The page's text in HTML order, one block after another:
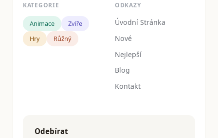
KATEGORIE
Animace
Zvíře
Hry
Růžný
ODKAZY
Úvodní Stránka
Nové
Nejlepší
Blog
Kontakt
Odebírat